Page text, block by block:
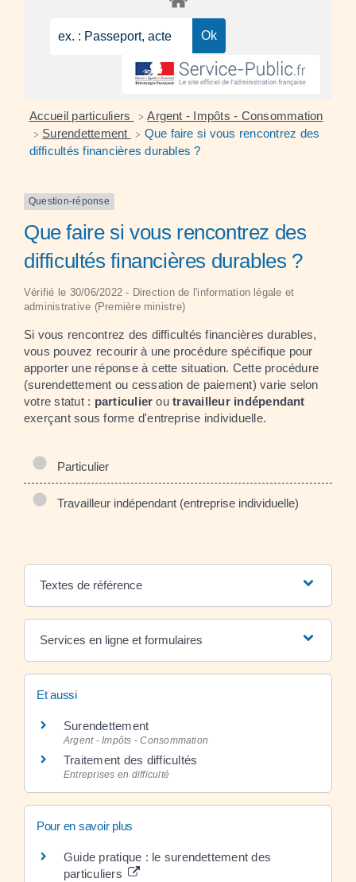
Accueil particuliers > Argent - Impôts - Consommation
> Surendettement > Que faire si vous rencontrez des
difficultés financières durables ?
Question-réponse
Que faire si vous rencontrez des
difficultés financières durables ?
Vérifié le 30/06/2022 - Direction de l'information légale et
administrative (Première ministre)
Si vous rencontrez des difficultés financières durables,
vous pouvez recourir à une procédure spécifique pour
apporter une réponse à cette situation. Cette procédure
(surendettement ou cessation de paiement) varie selon
votre statut : particulier outravailleur indépendant
exerçant sous forme d'entreprise individuelle.
Particulier
Travailleur indépendant (entreprise individuelle)
Textes de référence
Services en ligne et formulaires
Et aussi
Surendettement
Argent - Impôts - Consommation
Traitement des difficultés
Entreprises en difficulté
Pour en savoir plus
Guide pratique : le surendettement des
particuliers